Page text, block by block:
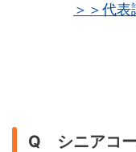
＞＞代
Q シニアコ